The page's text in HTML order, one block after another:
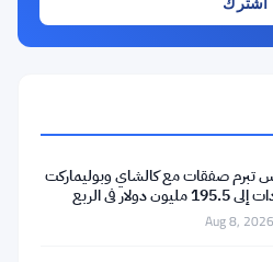
تبرم صفقات مع كالشاي وبوليماركت
مع وصول الإيرادات إلى 195.5 مليون دولار في الربع